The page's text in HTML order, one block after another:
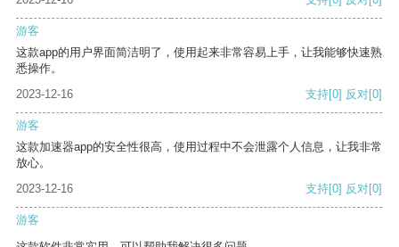
游客
这款app的用户界面简洁明了，使用起来非常容易上手，让我能够快速熟
悉操作。
2023-12-16
支持[0] 反对[0]
游客
这款加速器app的安全性很高，使用过程中不会泄露个人信息，让我非常
放心。
2023-12-16
支持[0] 反对[0]
游客